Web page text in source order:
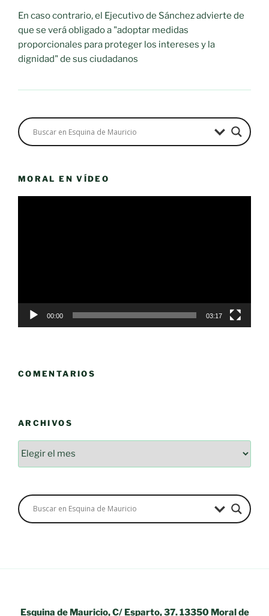
En caso contrario, el Ejecutivo de Sánchez advierte de
que se verá obligado a "adoptar medidas
proporcionales para proteger los intereses y la
dignidad" de sus ciudadanos
MORAL EN VÍDEO
00:00 03:17
COMENTARIOS
ARCHIVOS
Esquina de Mauricio, C/ Esparto, 37. 13350 Moral de